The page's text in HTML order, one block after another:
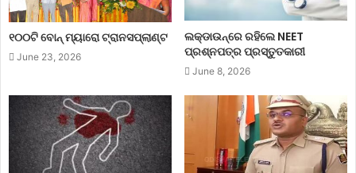
ଟ୍ରେଲ୍‌ବ୍ଲେଜ୍‌ର- ସ୍ମୃତି ମନ୍ଧନା, ଦିପ୍ତି ଶର୍ମା, ପୁନମ ରାଉତ, ରିଚା ଘୋଷ,
ହେମଲତା, ନୁଝତ ପରବୀନ, ରାଜେଶ୍ବରୀ, ହରଲୀନ ଦେଓ୍ବଲ, ଝୁଲନ, ସିମରନ୍‌,
ସାଲମା ଖାତୁନ, ଶୋଫି ଏକ୍ଲେଷ୍ଟୋନ୍‌, ନାଥାକାମ ଚାନ୍ଥମ, ଦିଏନ୍ଦ୍ର ଦୁଟିନ୍‌,
କାଶଭି ଗୌତମଭେଲୋସିଟି- ମିଥାଲି ରାଜ, ବେଦ କ୍ରିଷ୍ଣମୂର୍ତ୍ତୀ, ଶେଫାଳି
ଶୁଶ୍ରୀ ଦିବ୍ୟଦର୍ଶୀନି, ମନାଲି ଡାକସାଇନି, ଲେଗ୍‌ କାସପେରେକ୍‌, ଡାନିଏଲେ
ଓ୍ବେଟ୍‌, ସନ୍‌ ଲୁସ୍‌, ଜାହାନାରା, ଏମ ଅନଙ୍ଗ
୧୦୦ଟି ବୋନ୍ ମ୍ୟାରୋ ଟ୍ରାନସପ୍ଲାଣ୍ଟ
June 23, 2026
ଲକ୍‌ଡାଉନ୍‌ରେ ରହିଲେ NEET
ପ୍ରଶ୍ନପତ୍ର ପ୍ରସ୍ତୁତକାରୀ
June 8, 2026